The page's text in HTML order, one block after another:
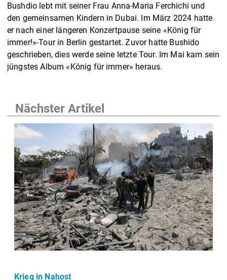
Bushdio lebt mit seiner Frau Anna-Maria Ferchichi und
den gemeinsamen Kindern in Dubai. Im März 2024 hatte
er nach einer längeren Konzertpause seine «König für
immer!»-Tour in Berlin gestartet. Zuvor hatte Bushido
geschrieben, dies werde seine letzte Tour. Im Mai kam sein
jüngstes Album «König für immer» heraus.
Nächster Artikel
Krieg in Nahost